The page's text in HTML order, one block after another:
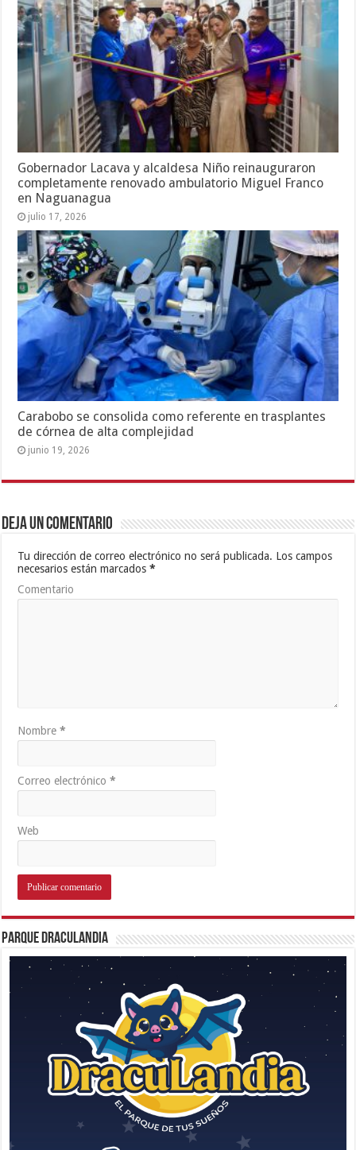
Gobernador Lacava y alcaldesa Niño reinauguraron
completamente renovado ambulatorio Miguel Franco
en Naguanagua
julio 17, 2026
Carabobo se consolida como referente en trasplantes
de córnea de alta complejidad
junio 19, 2026
Deja un comentario
Tu dirección de correo electrónico no será publicada. Los campos
necesarios están marcados*
Comentario
Nombre*
Correo electrónico*
Web
Parque Draculandia